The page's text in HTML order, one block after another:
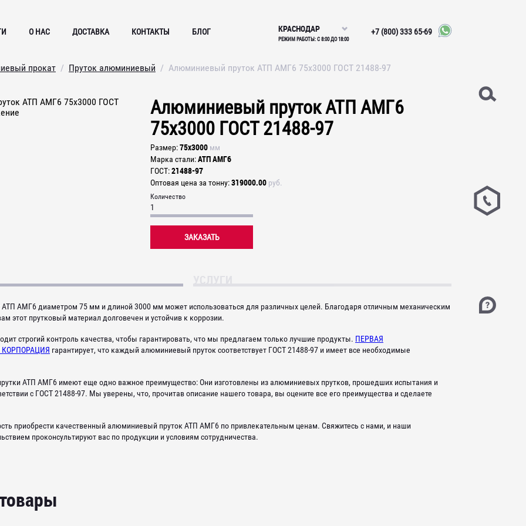
О НАС ДОСТАВКА КОНТАКТЫ БЛОГ КРАСНОДАР
РЕЖИМ РАБОТЫ: С 8:00 ДО 18:00
+7 (800) 333 65-69
прокат Пруток алюминиевый Алюминиевый пруток АТП АМГ6 75х3000 ГОСТ 21488-97
Алюминиевый пруток АТП АМГ6
75х3000 ГОСТ 21488-97
Размер 75х3000 мм
Марка стали АТП АМГ6
ГОСТ 21488-97
Оптовая цена за тонну 319000.00 руб.
Количество
ЗАКАЗАТЬ
АМГ6 диаметром 75 мм и длиной 3000 мм может использоваться для различных целей. Благодаря отличным механическим
этот прутковый материал долговечен и устойчив к коррозии.
строгий контроль качества, чтобы гарантировать, что мы предлагаем только лучшие продукты. ПЕРВАЯ
гарантирует, что каждый алюминиевый пруток соответствует ГОСТ 21488-97 и имеет все необходимые
АТП АМГ6 имеют еще одно важное преимущество: Они изготовлены из алюминиевых прутков, прошедших испытания и
с ГОСТ 21488-97. Мы уверены, что, прочитав описание нашего товара, вы оцените все его преимущества и сделаете
приобрести качественный алюминиевый пруток АТП АМГ6 по привлекательным ценам. Свяжитесь с нами, и наши
проконсультируют вас по продукции и условиям сотрудничества.